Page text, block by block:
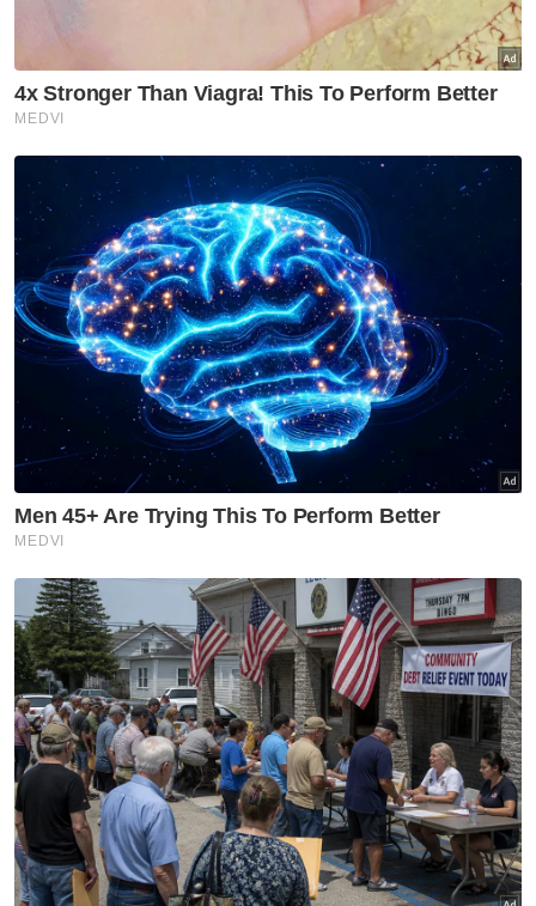
Muat turun aplikasi Sinar Harian.Klik di sini!
Belanjawan 2026
Pendidikan
KPM
Artikel Disyorkan
Bangunkan industri baharu,
elak hutang negara
‘membengkak’
Belanjawan
Belanjawan 2026 perkasa
golongan muda melalui inisiatif
baharu - Muhammad Kamil
Belanjawan
Pelepasan khas cukai galak
rakyat bercuti dalam negara -
PM